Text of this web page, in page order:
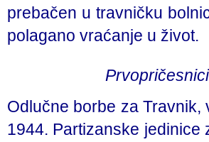
prebačen u travničku
polagano vraćanje u život.
Odlučne borbe za
1944. Partizanske jedinice